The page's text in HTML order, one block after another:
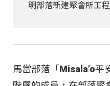
明部落新建聚會所工
馬當部落「Misala’o平